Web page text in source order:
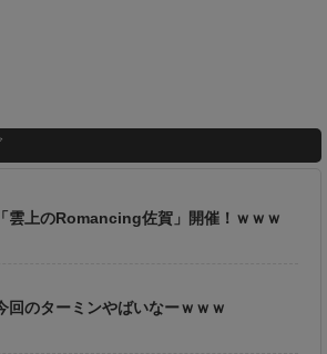
雲上のRomancing佐賀」開催！ｗｗｗ
回のターミンやばいなーｗｗｗ